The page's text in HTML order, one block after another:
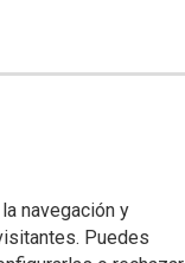
navegación y
Puedes